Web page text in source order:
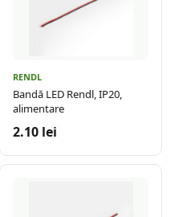
RENDL
Bandă LED Rendl, IP20,
alimentare
2.10 lei